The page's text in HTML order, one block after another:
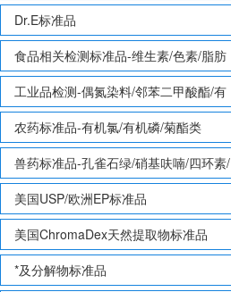
Dr.E标准品
食品相关检测标准品-维生素/色素/脂肪
酸甲酯等
工业品检测-偶氮染料/邻苯二甲酸酯/有
机锡/多溴联苯/多溴联苯醚/多氯联苯
农药标准品-有机氯/有机磷/菊酯类
兽药标准品-孔雀石绿/硝基呋喃/四环素/
磺胺等
美国USP/欧洲EP标准品
美国ChromaDex天然提取物标准品
*及分解物标准品